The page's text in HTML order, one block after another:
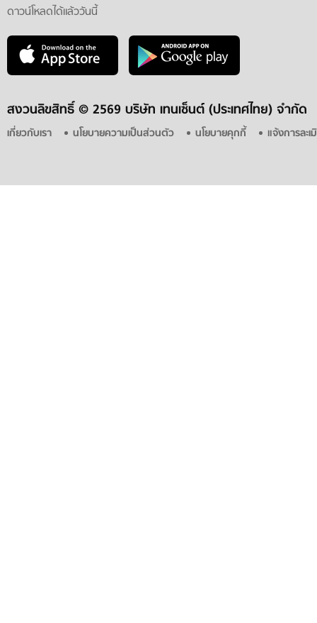
ดาวน์โหลดได้แล้ววันนี้
สงวนลิขสิทธิ์ © 2569 บริษัท เทนเซ็นต์ (ประเทศไทย) จำกัด
เกี่ยวกับเรา นโยบายความเป็นส่วนตัว นโยบายคุกกี้ แจ้งการละ